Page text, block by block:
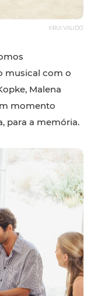
©RUI VALIDO
musical com o
Malena
momento
para a memória.